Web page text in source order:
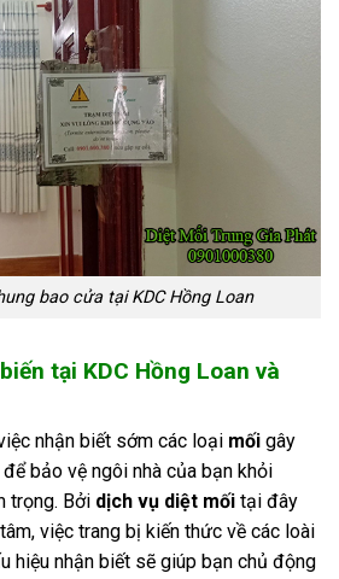
bao cửa tại KDC Hồng Loan
tại KDC Hồng Loan và
nhận biết sớm các loại mối gây
bảo vệ ngôi nhà của bạn khỏi
trọng. Bởi dịch vụ diệt mối tại đây
việc trang bị kiến thức về các loài
hiệu nhận biết sẽ giúp bạn chủ động